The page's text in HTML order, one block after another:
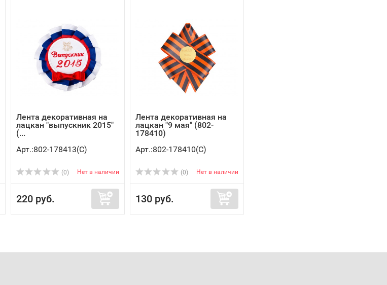
Лента декоративная на
лацкан "выпускник 2015"
(...
Арт.:802-178413(C)
(0) Нет в наличии
220 руб.
Лента декоративная на
лацкан "9 мая" (802-
178410)
Арт.:802-178410(C)
(0) Нет в наличии
130 руб.